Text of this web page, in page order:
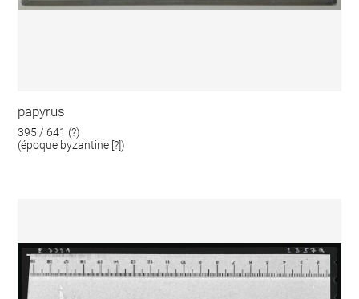
papyrus
395 / 641 (?)
(époque byzantine [?])